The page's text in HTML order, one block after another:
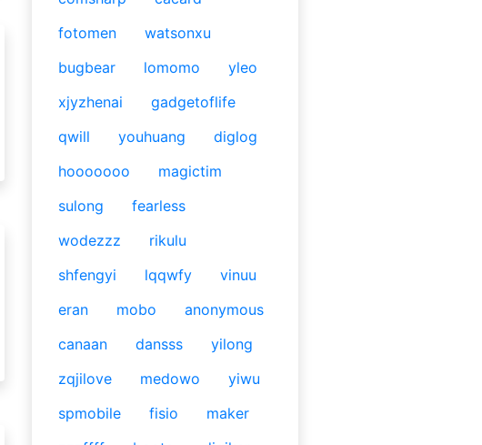
fotomen
watsonxu
bugbear
lomomo
yleo
xjyzhenai
gadgetoflife
qwill
youhuang
diglog
hooooooo
magictim
sulong
fearless
wodezzz
rikulu
shfengyi
lqqwfy
vinuu
eran
mobo
anonymous
canaan
dansss
yilong
zqjilove
medowo
yiwu
spmobile
fisio
maker